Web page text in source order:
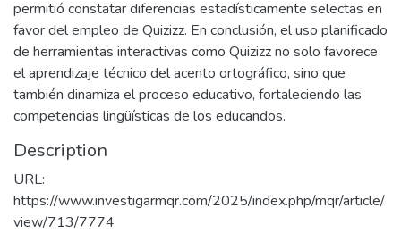
permitió constatar diferencias estadísticamente selectas en
favor del empleo de Quizizz. En conclusión, el uso planificado
de herramientas interactivas como Quizizz no solo favorece
el aprendizaje técnico del acento ortográfico, sino que
también dinamiza el proceso educativo, fortaleciendo las
competencias lingüísticas de los educandos.
Description
URL:
https://www.investigarmqr.com/2025/index.php/mqr/article/
view/713/7774